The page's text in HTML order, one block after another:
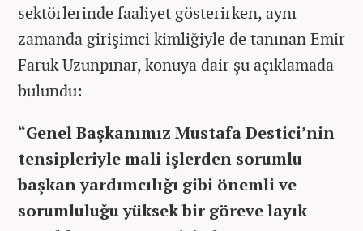
sektörlerinde faaliyet gösterirken, aynı
zamanda girişimci kimliğiyle de tanınan Emir
Faruk Uzunpınar, konuya dair şu açıklamada
bulundu:
“Genel Başkanımız Mustafa Destici’nin
tensipleriyle mali işlerden sorumlu
başkan yardımcılığı gibi önemli ve
sorumluluğu yüksek bir göreve layık